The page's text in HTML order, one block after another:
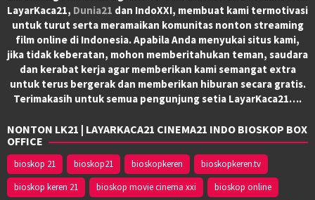
LayarKaca21, Dunia21 dan IndoXXI, membuat kami termotivasi
untuk turut serta meramaikan komunitas nonton streaming
film online di Indonesia. Apabila Anda menyukai situs kami,
jika tidak keberatan, mohon memberitahukan teman, saudara
dan kerabat kerja agar memberikan kami semangat extra
untuk terus bergerak dan memberikan hiburan secara gratis.
Terimakasih untuk semua pengunjung setia LayarKaca21….
NONTON LK21 | LAYARKACA21 CINEMA21 INDO BIOSKOP BOX
OFFICE
bioskop 21 bioskop21 bioskopkeren
bioskopkeren.tv
bioskop keren 21
bioskop movie cinema xxi
bioskop online